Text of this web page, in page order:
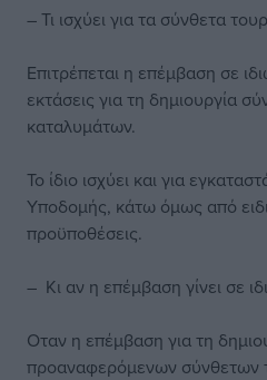
– Τι ισχύει για τα σύνθετα
Επιτρέπεται η επέμβαση σε
εκτάσεις για τη δημιουργία
καταλυμάτων.
Το ίδιο ισχύει και για
Υποδομής, κάτω όμως από
προϋποθέσεις.
– Κι αν η επέμβαση γίνει σε
Οταν η επέμβαση για τη
προαναφερόμενων σύνθετων